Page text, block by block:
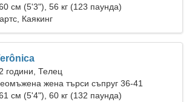
см (5'3"), 56 кг (123 паунда)
Каякинг
години, Телец
жена търси съпруг 36-41
см (5'4"), 60 кг (132 паунда)